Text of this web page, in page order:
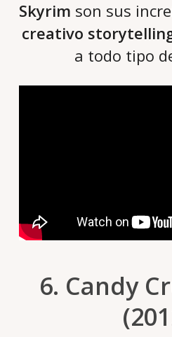
Skyrim son sus
creativo
a todo tipo
6. Candy